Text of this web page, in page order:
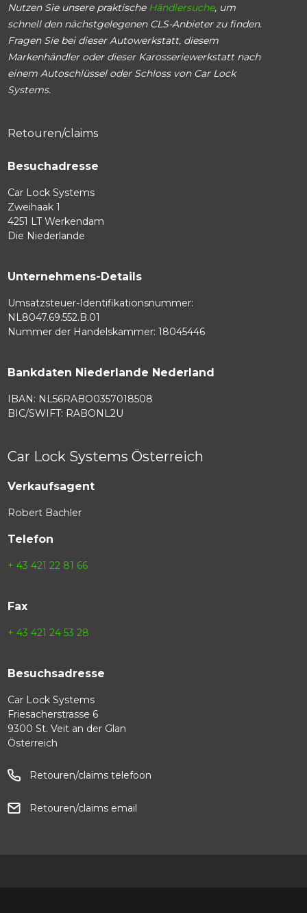
Nutzen Sie unsere praktische Händlersuche, um
schnell den nächstgelegenen CLS-Anbieter zu finden.
Fragen Sie bei dieser Autowerkstatt, diesem
Markenhändler oder dieser Karosseriewerkstatt nach
einem Autoschlüssel oder Schloss von Car Lock
Systems.
Retouren/claims
Besuchadresse
Car Lock Systems
Zweihaak 1
4251 LT Werkendam
Die Niederlande
Unternehmens-Details
Umsatzsteuer-Identifikationsnummer:
NL8047.69.552.B.01
Nummer der Handelskammer: 18045446
Bankdaten Niederlande Nederland
IBAN: NL56RABO0357018508
BIC/SWIFT: RABONL2U
Car Lock Systems Österreich
Verkaufsagent
Robert Bachler
Telefon
+ 43 421 22 81 66
Fax
+ 43 421 24 53 28
Besuchsadresse
Car Lock Systems
Friesacherstrasse 6
9300 St. Veit an der Glan
Österreich
Retouren/claims telefoon
Retouren/claims email